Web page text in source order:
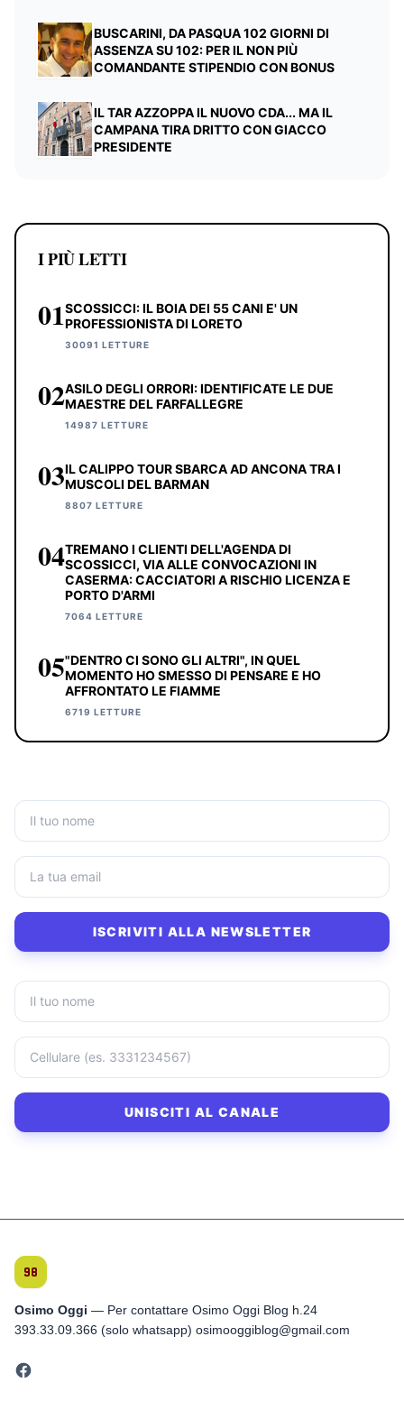
BUSCARINI, DA PASQUA 102 GIORNI DI
ASSENZA SU 102: PER IL NON PIÙ
COMANDANTE STIPENDIO CON BONUS
IL TAR AZZOPPA IL NUOVO CDA... MA IL
CAMPANA TIRA DRITTO CON GIACCO
PRESIDENTE
I PIÙ LETTI
01SCOSSICCI: IL BOIA DEI 55 CANI E' UN
PROFESSIONISTA DI LORETO
30091 LETTURE
02ASILO DEGLI ORRORI: IDENTIFICATE LE DUE
MAESTRE DEL FARFALLEGRE
14987 LETTURE
03IL CALIPPO TOUR SBARCA AD ANCONA TRA I
MUSCOLI DEL BARMAN
8807 LETTURE
04TREMANO I CLIENTI DELL'AGENDA DI
SCOSSICCI, VIA ALLE CONVOCAZIONI IN
CASERMA: CACCIATORI A RISCHIO LICENZA E
PORTO D'ARMI
7064 LETTURE
05"DENTRO CI SONO GLI ALTRI", IN QUEL
MOMENTO HO SMESSO DI PENSARE E HO
AFFRONTATO LE FIAMME
6719 LETTURE
ISCRIVITI ALLA NEWSLETTER
UNISCITI AL CANALE
Osimo Oggi — Per contattare Osimo Oggi Blog h.24
393.33.09.366 (solo whatsapp) osimooggiblog@gmail.com